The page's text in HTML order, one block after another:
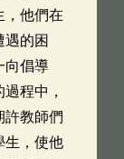
，他們在
的困
向倡導
程中，
許教師們
生，使他